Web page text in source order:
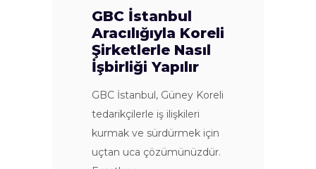
GBC İstanbul
Aracılığıyla Koreli
Şirketlerle Nasıl
İşbirliği Yapılır
GBC İstanbul, Güney Koreli
tedarikçilerle iş ilişkileri
kurmak ve sürdürmek için
uçtan uca çözümünüzdür.